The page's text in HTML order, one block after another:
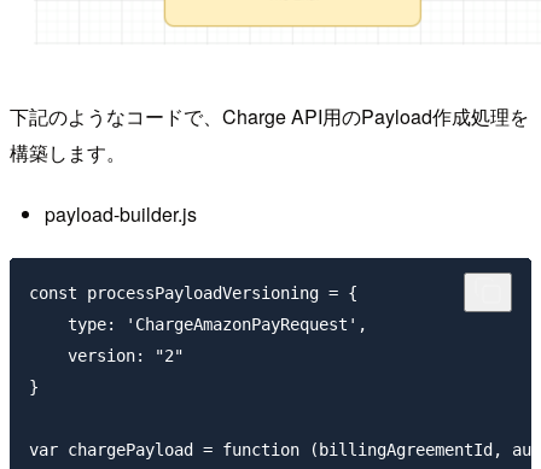
下記のようなコードで、Charge API用のPayload作成処理を
構築します。
payload-builder.js
const processPayloadVersioning = {
    type: 'ChargeAmazonPayRequest',
    version: "2"
}
var chargePayload = function (billingAgreementId,